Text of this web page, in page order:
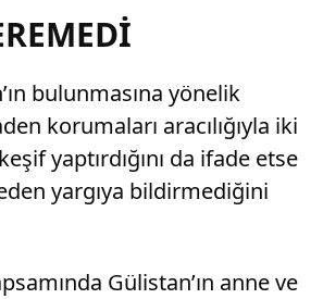
bulunmasına yönelik
korumaları aracılığıyla iki
yaptırdığını da ifade etse
yargıya bildirmediğini
Gülistan’ın anne ve